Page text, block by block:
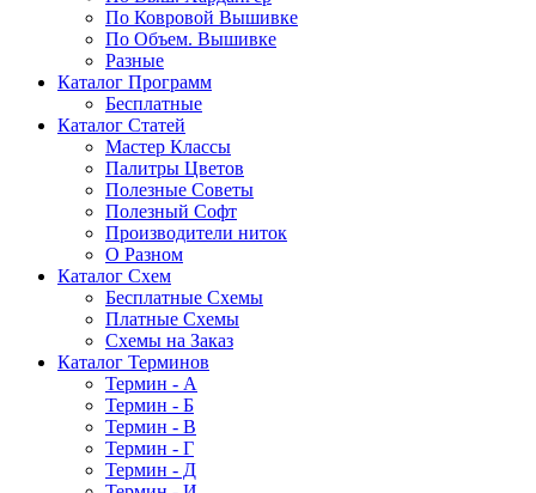
По Ковровой Вышивке
По Объем. Вышивке
Разные
Каталог Программ
Бесплатные
Каталог Статей
Мастер Классы
Палитры Цветов
Полезные Советы
Полезный Софт
Производители ниток
О Разном
Каталог Схем
Бесплатные Схемы
Платные Схемы
Схемы на Заказ
Каталог Терминов
Термин - А
Термин - Б
Термин - В
Термин - Г
Термин - Д